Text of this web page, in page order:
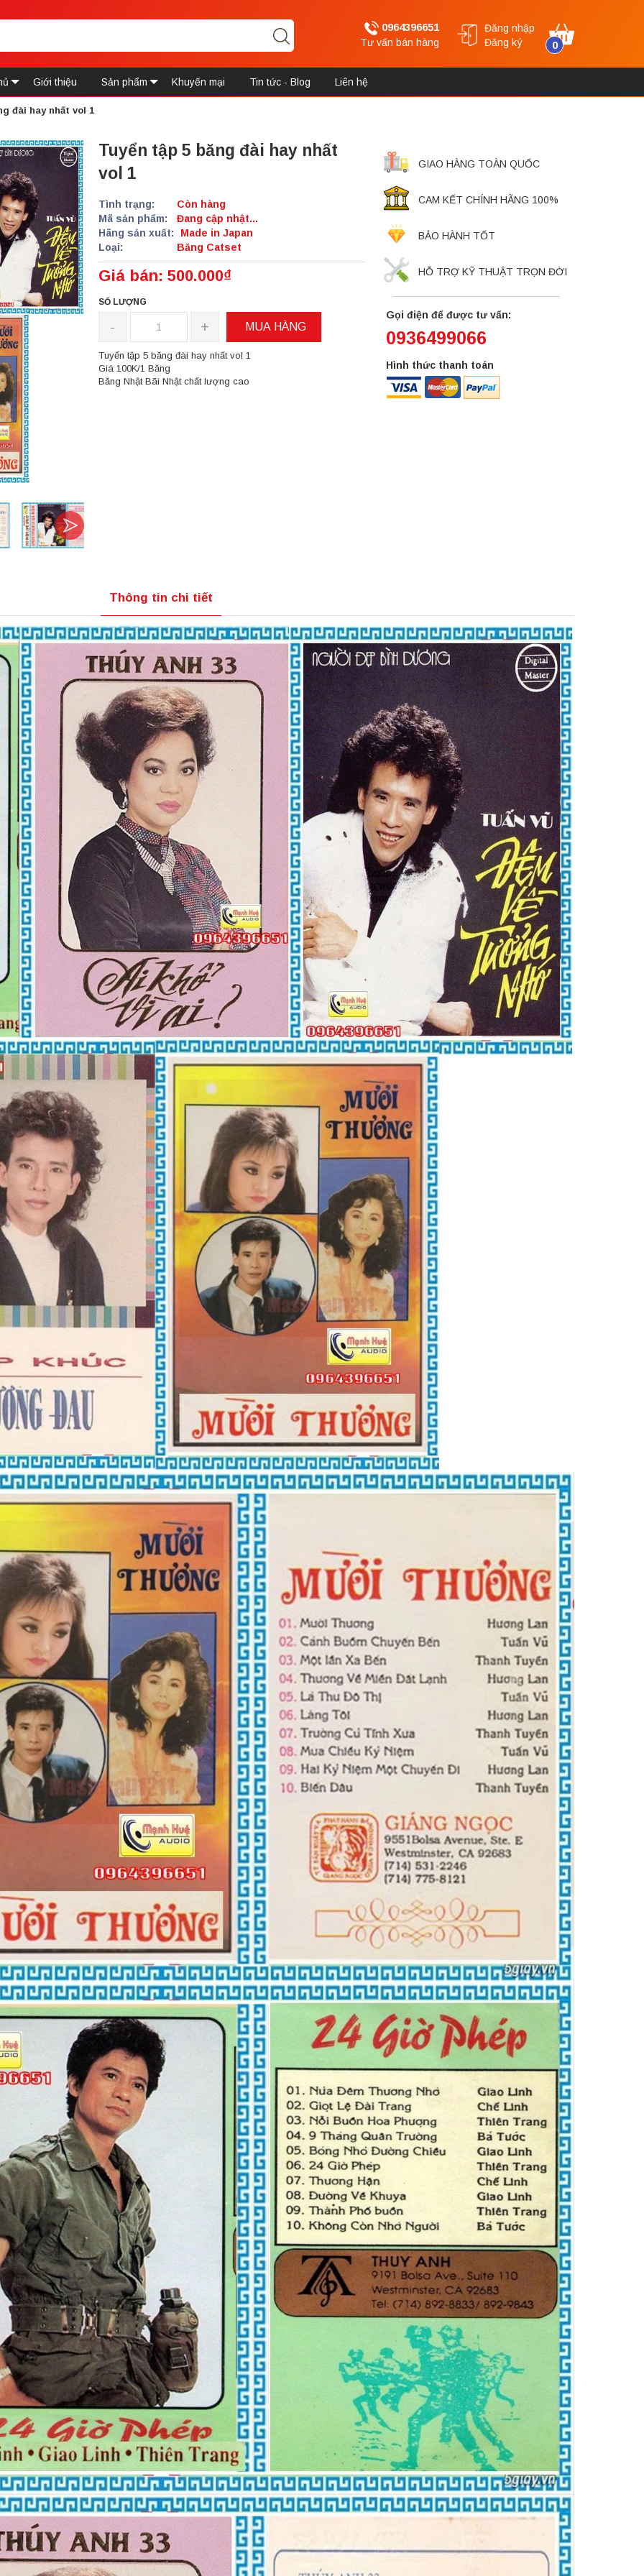
0964396651
Tư vấn bán hàng
Đăng nhập
Đăng ký
0
Giới thiệu Sản phẩm Khuyến mại Tin tức - Blog Liên hệ
đài hay nhất vol 1
Tuyển tập 5 băng đài hay nhất
vol 1
Tình trạng:
Còn hàng
Mã sản phẩm:
Đang cập nhật...
Hãng sản xuất:
Made in Japan
Loại:
Băng Catset
Giá bán: 500.000₫
SỐ LƯỢNG
- + MUA HÀNG
Tuyển tập 5 băng đài hay nhất vol 1
Giá 100K/1 Băng
Băng Nhật Bãi Nhật chất lượng cao
GIAO HÀNG TOÀN QUỐC
CAM KẾT CHÍNH HÃNG 100%
BẢO HÀNH TỐT
HỖ TRỢ KỸ THUẬT TRỌN ĐỜI
Gọi điện để được tư vấn:
0936499066
Hình thức thanh toán
Thông tin chi tiết